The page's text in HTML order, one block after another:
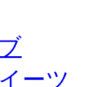
ーツ